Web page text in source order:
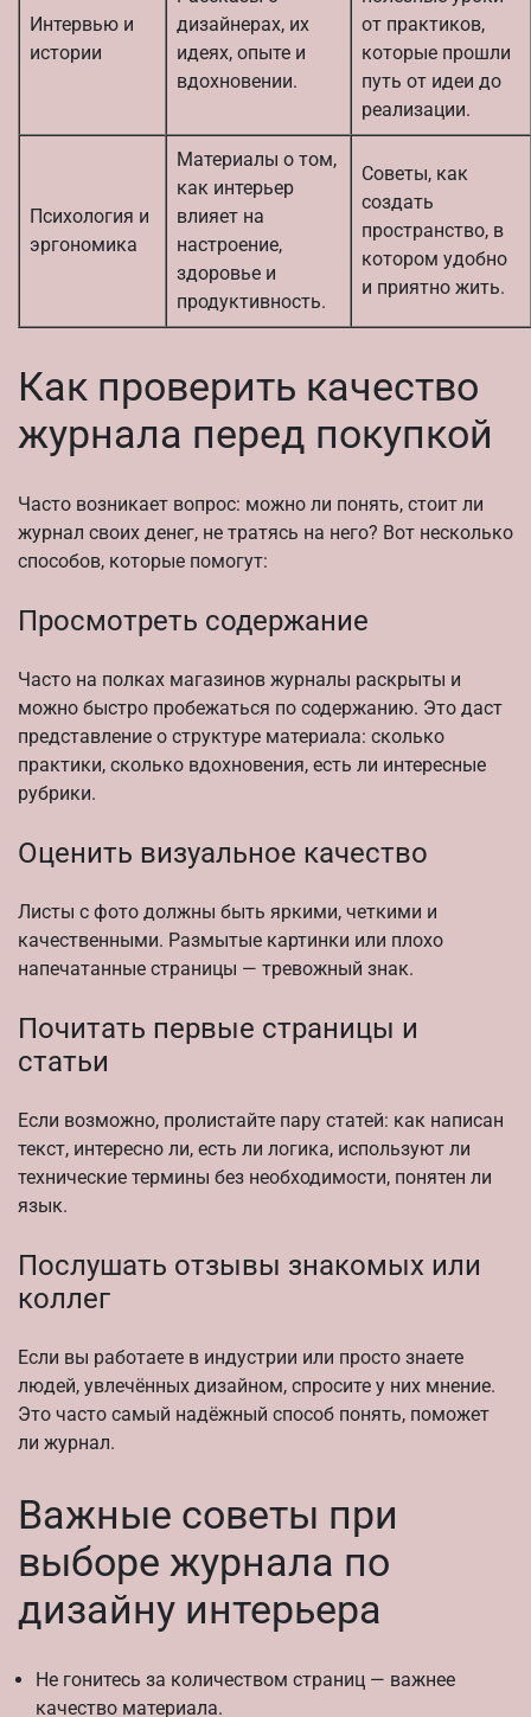
Интервью и
истории
дизайнерах, их
идеях, опыте и
вдохновении.
от практиков,
которые прошли
путь от идеи до
реализации.
Психология и
эргономика
Материалы о том,
как интерьер
влияет на
настроение,
здоровье и
продуктивность.
Советы, как
создать
пространство, в
котором удобно
и приятно жить.
Как проверить качество
журнала перед покупкой
Часто возникает вопрос: можно ли понять, стоит ли
журнал своих денег, не тратясь на него? Вот несколько
способов, которые помогут:
Просмотреть содержание
Часто на полках магазинов журналы раскрыты и
можно быстро пробежаться по содержанию. Это даст
представление о структуре материала: сколько
практики, сколько вдохновения, есть ли интересные
рубрики.
Оценить визуальное качество
Листы с фото должны быть яркими, четкими и
качественными. Размытые картинки или плохо
напечатанные страницы — тревожный знак.
Почитать первые страницы и
статьи
Если возможно, пролистайте пару статей: как написан
текст, интересно ли, есть ли логика, используют ли
технические термины без необходимости, понятен ли
язык.
Послушать отзывы знакомых или
коллег
Если вы работаете в индустрии или просто знаете
людей, увлечённых дизайном, спросите у них мнение.
Это часто самый надёжный способ понять, поможет
ли журнал.
Важные советы при
выборе журнала по
дизайну интерьера
Не гонитесь за количеством страниц — важнее
качество материала.